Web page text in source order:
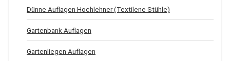
Dünne Auflagen Hochlehner (Textilene Stühle)
Gartenbank Auflagen
Gartenliegen Auflagen